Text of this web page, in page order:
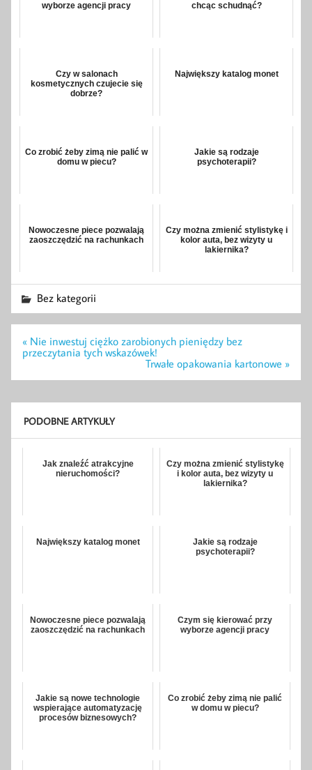
wyborze agencji pracy
chcąc schudnąć?
Czy w salonach
kosmetycznych czujecie się
dobrze?
Największy katalog monet
Co zrobić żeby zimą nie palić w
domu w piecu?
Jakie są rodzaje
psychoterapii?
Nowoczesne piece pozwalają
zaoszczędzić na rachunkach
Czy można zmienić stylistykę i
kolor auta, bez wizyty u
lakiernika?
Bez kategorii
Nawigacja
wpisu
« Nie inwestuj ciężko zarobionych pieniędzy bez
przeczytania tych wskazówek!
Trwałe opakowania kartonowe »
PODOBNE ARTYKUŁY
Jak znaleźć atrakcyjne
nieruchomości?
Czy można zmienić stylistykę
i kolor auta, bez wizyty u
lakiernika?
Największy katalog monet
Jakie są rodzaje
psychoterapii?
Nowoczesne piece pozwalają
zaoszczędzić na rachunkach
Czym się kierować przy
wyborze agencji pracy
Jakie są nowe technologie
wspierające automatyzację
procesów biznesowych?
Co zrobić żeby zimą nie palić
w domu w piecu?